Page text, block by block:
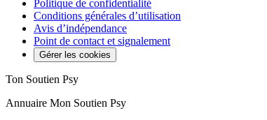
Politique de confidentialité
Conditions générales d’utilisation
Avis d’indépendance
Point de contact et signalement
Gérer les cookies
Ton Soutien Psy
Annuaire Mon Soutien Psy